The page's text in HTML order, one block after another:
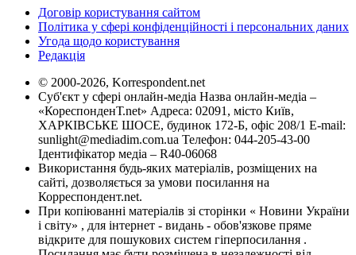
Договір користування сайтом
Політика у сфері конфіденційності і персональних даних
Угода щодо користування
Редакція
© 2000-2026, Korrespondent.net
Суб'єкт у сфері онлайн-медіа Назва онлайн-медіа –
«КореспонденТ.net» Адреса: 02091, місто Київ,
ХАРКІВСЬКЕ ШОСЕ, будинок 172-Б, офіс 208/1 E-mail:
sunlight@mediadim.com.ua Телефон: 044-205-43-00
Ідентифікатор медіа – R40-06068
Використання будь-яких матеріалів, розміщених на
сайті, дозволяється за умови посилання на
Корреспондент.net.
При копіюванні матеріалів зі сторінки « Новини України
і світу» , для інтернет - видань - обов'язкове пряме
відкрите для пошукових систем гіперпосилання .